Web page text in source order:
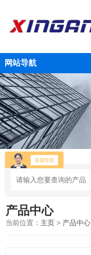
网站导航
产品中心
当前位置： 主页 > 产品中心